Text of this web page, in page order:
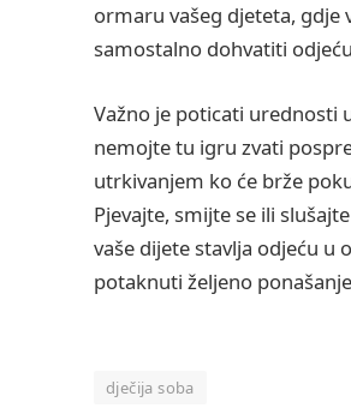
ormaru vašeg djeteta, gdje
samostalno dohvatiti
Važno je poticati urednosti
nemojte tu igru zvati
utrkivanjem ko će brže
Pjevajte, smijte se ili
vaše dijete stavlja odjeću u
potaknuti željeno
dječija soba